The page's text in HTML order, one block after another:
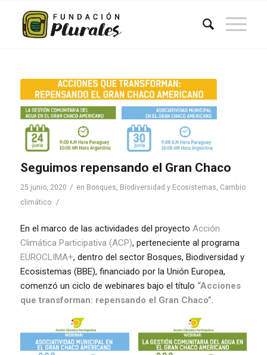
Seguimos repensando el Gran Chaco
25 junio, 2020 / en Bosques, Biodiversidad y Ecosistemas Cambio
climático
/
En el marco de las actividades del proyecto Acción
Climática Participativa (ACP), perteneciente al programa
EUROCLIMA+, dentro del sector Bosques, Biodiversidad y
Ecosistemas (BBE), financiado por la Unión Europea,
comenzó un ciclo de webinares bajo el título “Acciones
que transforman: repensando el Gran Chaco”.